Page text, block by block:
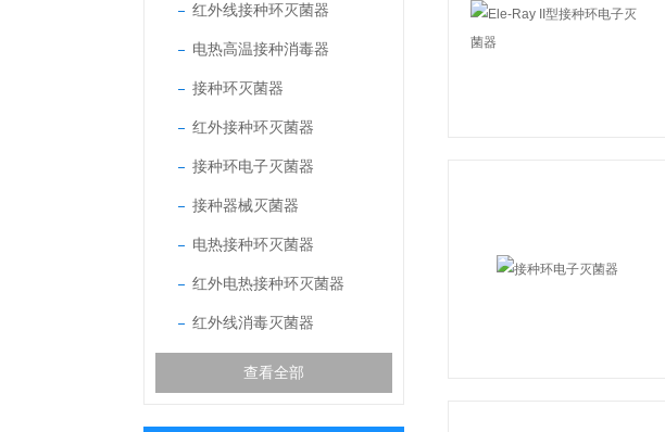
红外线接种环灭菌器
电热高温接种消毒器
接种环灭菌器
红外接种环灭菌器
接种环电子灭菌器
接种器械灭菌器
电热接种环灭菌器
红外电热接种环灭菌器
红外线消毒灭菌器
查看全部